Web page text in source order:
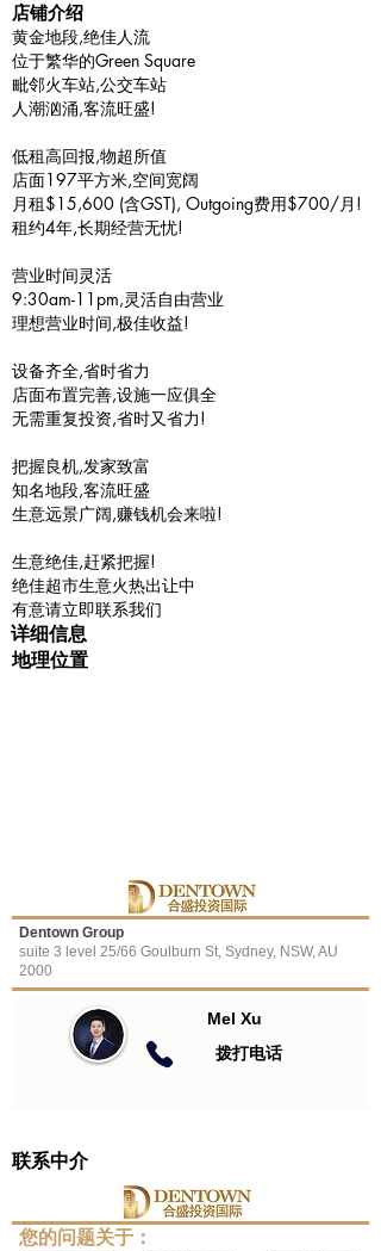
​店铺介绍
黄金地段,绝佳人流
位于繁华的Green Square
毗邻火车站,公交车站
人潮汹涌,客流旺盛!
低租高回报,物超所值
店面197平方米,空间宽阔
月租$15,600 (含GST), Outgoing费用$700/月!
租约4年,长期经营无忧!
营业时间灵活
9:30am-11pm,灵活自由营业
理想营业时间,极佳收益!
设备齐全,省时省力
店面布置完善,设施一应俱全
无需重复投资,省时又省力!
把握良机,发家致富
知名地段,客流旺盛
生意远景广阔,赚钱机会来啦!
生意绝佳,赶紧把握!
绝佳超市生意火热出让中
有意请立即联系我们
详细信息
地理位置
Dentown Group
suite 3 level 25/66 Goulburn St, Sydney, NSW, AU
2000
Mel Xu
​拨打电话
联系中介
​您的问题关于：